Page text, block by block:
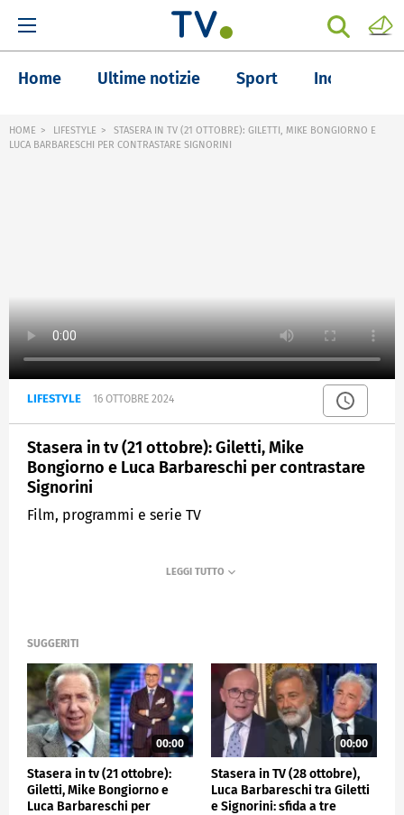
Home Ultime notizie Sport Inchieste
HOME LIFESTYLE
STASERA IN TV (21 OTTOBRE): GILETTI, MIKE BONGIORNO E
LUCA BARBARESCHI PER CONTRASTARE SIGNORINI
LIFESTYLE 16 OTTOBRE 2024
Stasera in tv (21 ottobre): Giletti, Mike
Bongiorno e Luca Barbareschi per contrastare
Signorini
Film, programmi e serie TV
SUGGERITI
00:00
Stasera in tv (21 ottobre):
Giletti, Mike Bongiorno e
Luca Barbareschi per
00:00
Stasera in TV (28 ottobre),
Luca Barbareschi tra Giletti
e Signorini: sfida a tre